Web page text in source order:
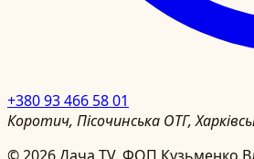
+380 93 466 58 01
Коротич, Пісочинська ОТГ,
© 2026 Дача TV. ФОП Кузьменко